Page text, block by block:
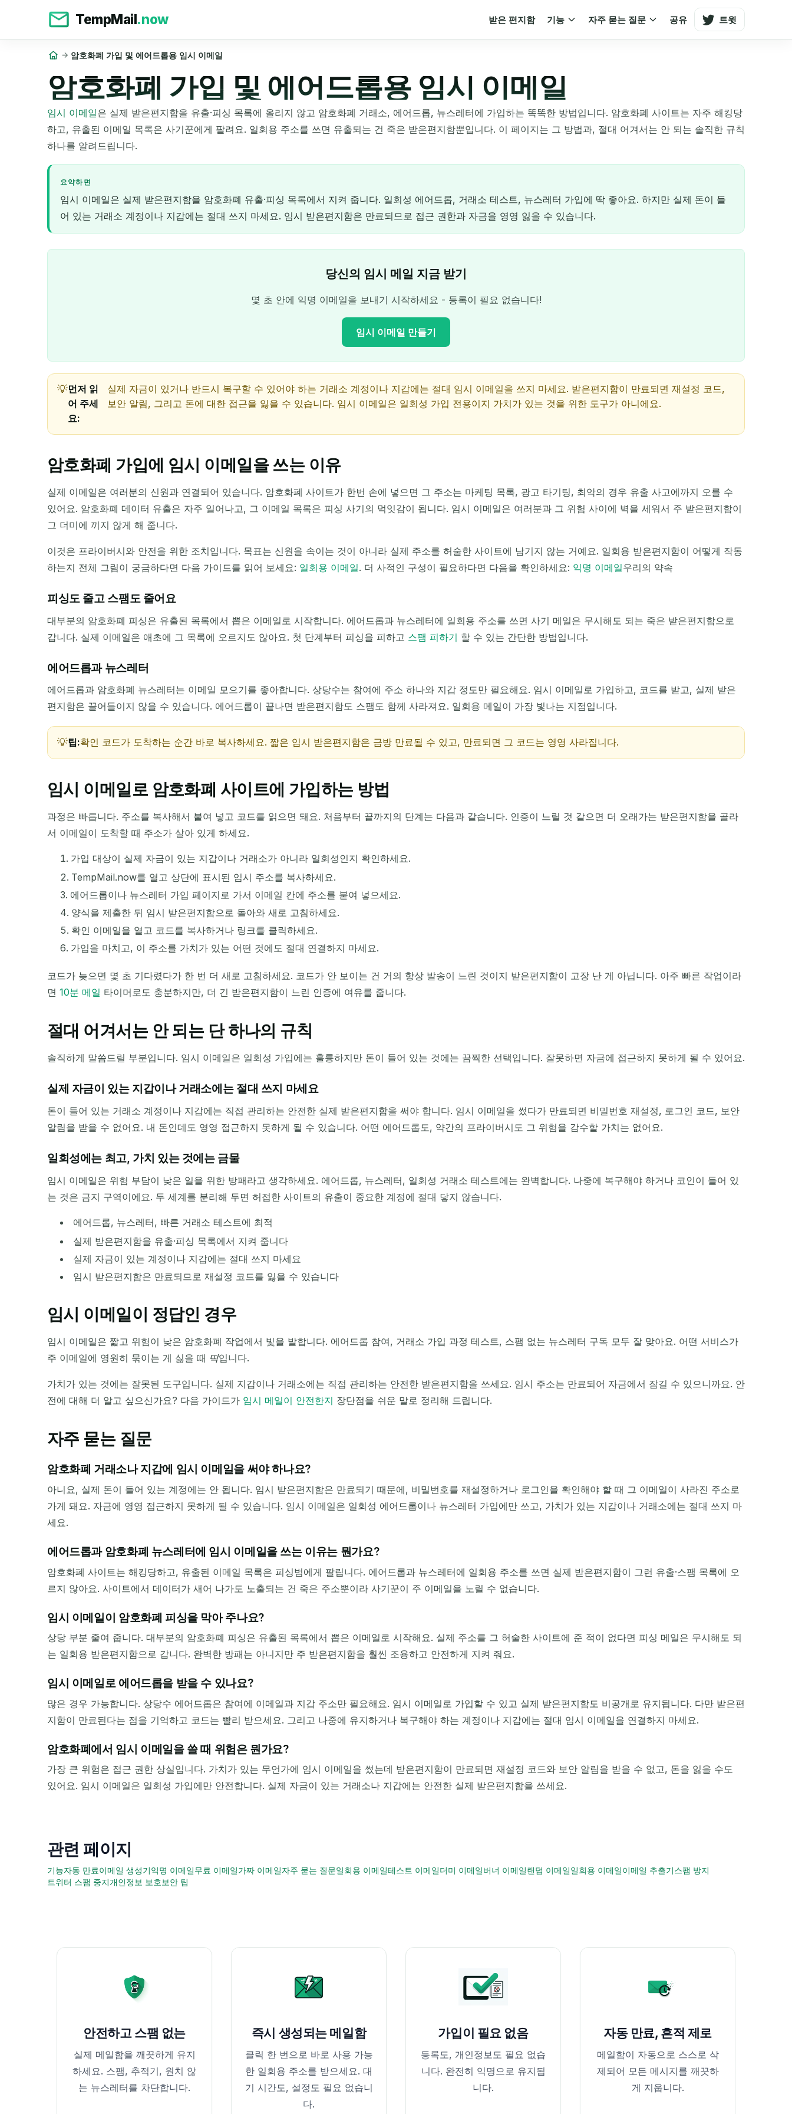
TempMail.now 받은 편지함 기능 자주 묻는 질문 공유 트윗
암호화폐 가입 및 에어드롭용 임시 이메일
암호화폐 가입 및 에어드롭용 임시 이메일
임시 이메일은 실제 받은편지함을 유출·피싱 목록에 올리지 않고 암호화폐 거래소, 에어드롭, 뉴스레터에 가입하는 똑똑한 방법입니다. 암호화폐 사이트는 자주 해킹당
하고, 유출된 이메일 목록은 사기꾼에게 팔려요. 일회용 주소를 쓰면 유출되는 건 죽은 받은편지함뿐입니다. 이 페이지는 그 방법과, 절대 어겨서는 안 되는 솔직한 규칙
하나를 알려드립니다.
요약하면
임시 이메일은 실제 받은편지함을 암호화폐 유출·피싱 목록에서 지켜 줍니다. 일회성 에어드롭, 거래소 테스트, 뉴스레터 가입에 딱 좋아요. 하지만 실제 돈이 들
어 있는 거래소 계정이나 지갑에는 절대 쓰지 마세요. 임시 받은편지함은 만료되므로 접근 권한과 자금을 영영 잃을 수 있습니다.
당신의 임시 메일 지금 받기
몇 초 안에 익명 이메일을 보내기 시작하세요 - 등록이 필요 없습니다!
임시 이메일 만들기
당신의 임시 이메일 주소:
보낸 사람 제목 작업
먼저 읽
어 주세
요:
실제 자금이 있거나 반드시 복구할 수 있어야 하는 거래소 계정이나 지갑에는 절대 임시 이메일을 쓰지 마세요. 받은편지함이 만료되면 재설정 코드,
보안 알림, 그리고 돈에 대한 접근을 잃을 수 있습니다. 임시 이메일은 일회성 가입 전용이지 가치가 있는 것을 위한 도구가 아니에요.
암호화폐 가입에 임시 이메일을 쓰는 이유
실제 이메일은 여러분의 신원과 연결되어 있습니다. 암호화폐 사이트가 한번 손에 넣으면 그 주소는 마케팅 목록, 광고 타기팅, 최악의 경우 유출 사고에까지 오를 수
있어요. 암호화폐 데이터 유출은 자주 일어나고, 그 이메일 목록은 피싱 사기의 먹잇감이 됩니다. 임시 이메일은 여러분과 그 위험 사이에 벽을 세워서 주 받은편지함이
그 더미에 끼지 않게 해 줍니다.
이것은 프라이버시와 안전을 위한 조치입니다. 목표는 신원을 속이는 것이 아니라 실제 주소를 허술한 사이트에 남기지 않는 거예요. 일회용 받은편지함이 어떻게 작동
하는지 전체 그림이 궁금하다면 다음 가이드를 읽어 보세요: 일회용 이메일. 더 사적인 구성이 필요하다면 다음을 확인하세요: 익명 이메일우리의 약속
피싱도 줄고 스팸도 줄어요
대부분의 암호화폐 피싱은 유출된 목록에서 뽑은 이메일로 시작합니다. 에어드롭과 뉴스레터에 일회용 주소를 쓰면 사기 메일은 무시해도 되는 죽은 받은편지함으로
갑니다. 실제 이메일은 애초에 그 목록에 오르지도 않아요. 첫 단계부터 피싱을 피하고 스팸 피하기 할 수 있는 간단한 방법입니다.
에어드롭과 뉴스레터
에어드롭과 암호화폐 뉴스레터는 이메일 모으기를 좋아합니다. 상당수는 참여에 주소 하나와 지갑 정도만 필요해요. 임시 이메일로 가입하고, 코드를 받고, 실제 받은
편지함은 끌어들이지 않을 수 있습니다. 에어드롭이 끝나면 받은편지함도 스팸도 함께 사라져요. 일회용 메일이 가장 빛나는 지점입니다.
팁:확인 코드가 도착하는 순간 바로 복사하세요. 짧은 임시 받은편지함은 금방 만료될 수 있고, 만료되면 그 코드는 영영 사라집니다.
임시 이메일로 암호화폐 사이트에 가입하는 방법
과정은 빠릅니다. 주소를 복사해서 붙여 넣고 코드를 읽으면 돼요. 처음부터 끝까지의 단계는 다음과 같습니다. 인증이 느릴 것 같으면 더 오래가는 받은편지함을 골라
서 이메일이 도착할 때 주소가 살아 있게 하세요.
가입 대상이 실제 자금이 있는 지갑이나 거래소가 아니라 일회성인지 확인하세요.
TempMail.now를 열고 상단에 표시된 임시 주소를 복사하세요.
에어드롭이나 뉴스레터 가입 페이지로 가서 이메일 칸에 주소를 붙여 넣으세요.
양식을 제출한 뒤 임시 받은편지함으로 돌아와 새로 고침하세요.
확인 이메일을 열고 코드를 복사하거나 링크를 클릭하세요.
가입을 마치고, 이 주소를 가치가 있는 어떤 것에도 절대 연결하지 마세요.
코드가 늦으면 몇 초 기다렸다가 한 번 더 새로 고침하세요. 코드가 안 보이는 건 거의 항상 발송이 느린 것이지 받은편지함이 고장 난 게 아닙니다. 아주 빠른 작업이라
면 10분 메일 타이머로도 충분하지만, 더 긴 받은편지함이 느린 인증에 여유를 줍니다.
절대 어겨서는 안 되는 단 하나의 규칙
솔직하게 말씀드릴 부분입니다. 임시 이메일은 일회성 가입에는 훌륭하지만 돈이 들어 있는 것에는 끔찍한 선택입니다. 잘못하면 자금에 접근하지 못하게 될 수 있어요.
실제 자금이 있는 지갑이나 거래소에는 절대 쓰지 마세요
돈이 들어 있는 거래소 계정이나 지갑에는 직접 관리하는 안전한 실제 받은편지함을 써야 합니다. 임시 이메일을 썼다가 만료되면 비밀번호 재설정, 로그인 코드, 보안
알림을 받을 수 없어요. 내 돈인데도 영영 접근하지 못하게 될 수 있습니다. 어떤 에어드롭도, 약간의 프라이버시도 그 위험을 감수할 가치는 없어요.
일회성에는 최고, 가치 있는 것에는 금물
임시 이메일은 위험 부담이 낮은 일을 위한 방패라고 생각하세요. 에어드롭, 뉴스레터, 일회성 거래소 테스트에는 완벽합니다. 나중에 복구해야 하거나 코인이 들어 있
는 것은 금지 구역이에요. 두 세계를 분리해 두면 허접한 사이트의 유출이 중요한 계정에 절대 닿지 않습니다.
에어드롭, 뉴스레터, 빠른 거래소 테스트에 최적
실제 받은편지함을 유출·피싱 목록에서 지켜 줍니다
실제 자금이 있는 계정이나 지갑에는 절대 쓰지 마세요
임시 받은편지함은 만료되므로 재설정 코드를 잃을 수 있습니다
임시 이메일이 정답인 경우
임시 이메일은 짧고 위험이 낮은 암호화폐 작업에서 빛을 발합니다. 에어드롭 참여, 거래소 가입 과정 테스트, 스팸 없는 뉴스레터 구독 모두 잘 맞아요. 어떤 서비스가
주 이메일에 영원히 묶이는 게 싫을 때 딱입니다.
가치가 있는 것에는 잘못된 도구입니다. 실제 지갑이나 거래소에는 직접 관리하는 안전한 받은편지함을 쓰세요. 임시 주소는 만료되어 자금에서 잠길 수 있으니까요. 안
전에 대해 더 알고 싶으신가요? 다음 가이드가 임시 메일이 안전한지 장단점을 쉬운 말로 정리해 드립니다.
자주 묻는 질문
암호화폐 거래소나 지갑에 임시 이메일을 써야 하나요?
아니요, 실제 돈이 들어 있는 계정에는 안 됩니다. 임시 받은편지함은 만료되기 때문에, 비밀번호를 재설정하거나 로그인을 확인해야 할 때 그 이메일이 사라진 주소로
가게 돼요. 자금에 영영 접근하지 못하게 될 수 있습니다. 임시 이메일은 일회성 에어드롭이나 뉴스레터 가입에만 쓰고, 가치가 있는 지갑이나 거래소에는 절대 쓰지 마
세요.
에어드롭과 암호화폐 뉴스레터에 임시 이메일을 쓰는 이유는 뭔가요?
암호화폐 사이트는 해킹당하고, 유출된 이메일 목록은 피싱범에게 팔립니다. 에어드롭과 뉴스레터에 일회용 주소를 쓰면 실제 받은편지함이 그런 유출·스팸 목록에 오
르지 않아요. 사이트에서 데이터가 새어 나가도 노출되는 건 죽은 주소뿐이라 사기꾼이 주 이메일을 노릴 수 없습니다.
임시 이메일이 암호화폐 피싱을 막아 주나요?
상당 부분 줄여 줍니다. 대부분의 암호화폐 피싱은 유출된 목록에서 뽑은 이메일로 시작해요. 실제 주소를 그 허술한 사이트에 준 적이 없다면 피싱 메일은 무시해도 되
는 일회용 받은편지함으로 갑니다. 완벽한 방패는 아니지만 주 받은편지함을 훨씬 조용하고 안전하게 지켜 줘요.
임시 이메일로 에어드롭을 받을 수 있나요?
많은 경우 가능합니다. 상당수 에어드롭은 참여에 이메일과 지갑 주소만 필요해요. 임시 이메일로 가입할 수 있고 실제 받은편지함도 비공개로 유지됩니다. 다만 받은편
지함이 만료된다는 점을 기억하고 코드는 빨리 받으세요. 그리고 나중에 유지하거나 복구해야 하는 계정이나 지갑에는 절대 임시 이메일을 연결하지 마세요.
암호화폐에서 임시 이메일을 쓸 때 위험은 뭔가요?
가장 큰 위험은 접근 권한 상실입니다. 가치가 있는 무언가에 임시 이메일을 썼는데 받은편지함이 만료되면 재설정 코드와 보안 알림을 받을 수 없고, 돈을 잃을 수도
있어요. 임시 이메일은 일회성 가입에만 안전합니다. 실제 자금이 있는 거래소나 지갑에는 안전한 실제 받은편지함을 쓰세요.
관련 페이지
기능자동 만료이메일 생성기익명 이메일무료 이메일가짜 이메일자주 묻는 질문일회용 이메일테스트 이메일더미 이메일버너 이메일랜덤 이메일일회용 이메일이메일 추출기스팸 방지
트위터 스팸 중지개인정보 보호보안 팁
안전하고 스팸 없는
실제 메일함을 깨끗하게 유지
하세요. 스팸, 추적기, 원치 않
는 뉴스레터를 차단합니다.
즉시 생성되는 메일함
클릭 한 번으로 바로 사용 가능
한 일회용 주소를 받으세요. 대
기 시간도, 설정도 필요 없습니
다.
가입이 필요 없음
등록도, 개인정보도 필요 없습
니다. 완전히 익명으로 유지됩
니다.
자동 만료, 흔적 제로
메일함이 자동으로 스스로 삭
제되어 모든 메시지를 깨끗하
게 지웁니다.